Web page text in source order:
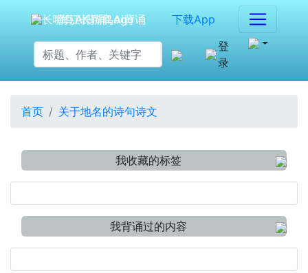
海江长嘴鸟Ai背诵
下载App
登
录
首页 关于地名的诗句诗文
我收藏的标签
我背诵过的内容